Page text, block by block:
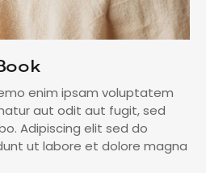
enim ipsam voluptatem
aut odit aut fugit, sed
Adipiscing elit sed do
ut labore et dolore magna